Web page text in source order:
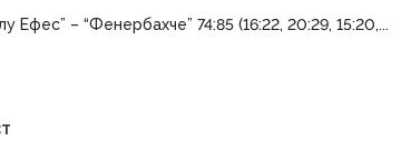
– “Фенербахче” 74:85 (16:22, 20:29, 15:20,...